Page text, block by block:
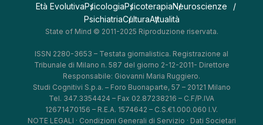
Età EvolutivaPsicologiaPsicoterapiaNeuroscienze
PsichiatriaCulturaAttualità
State of Mind © 2011-2025 Riproduzione riservata.
ISSN 2280-3653 – Testata giornalistica. Registrazione al
Tribunale di Milano n. 587 del giorno 2-12-2011- Direttore
Responsabile: Giovanni Maria Ruggiero.
Studi Cognitivi S.p.a. – Foro Buonaparte, 57 – 20121 Milano
Tel. 347.3354424 – Fax 02.87238216 – C.F/P.IVA
12671470156 – R.E.A. 1574642 – C.S.€1.000.060 I.V.
NOTE LEGALI · Condizioni Generali di Servizio · Dati Societari